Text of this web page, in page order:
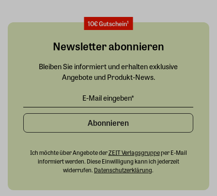
10€ Gutschein¹
Newsletter abonnieren
Bleiben Sie informiert und erhalten exklusive
Angebote und Produkt-News.
Abonnieren
Ich möchte über Angebote derZEIT Verlagsgruppeper E-Mail
informiert werden. Diese Einwilligung kann ich jederzeit
widerrufen. Datenschutzerklärung.